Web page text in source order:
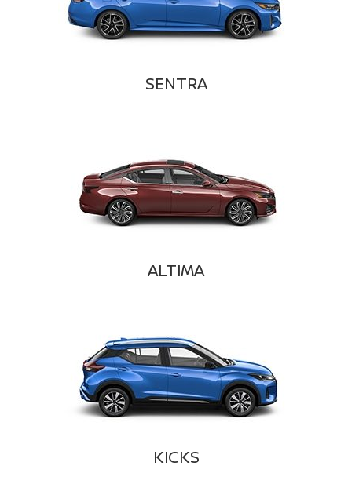
SENTRA
ALTIMA
KICKS